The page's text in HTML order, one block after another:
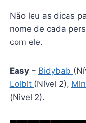
Não leu as dicas
nome de cada
com ele.
Easy– Bidybab
Lolbit (Nível 2),
(Nìvel 2).